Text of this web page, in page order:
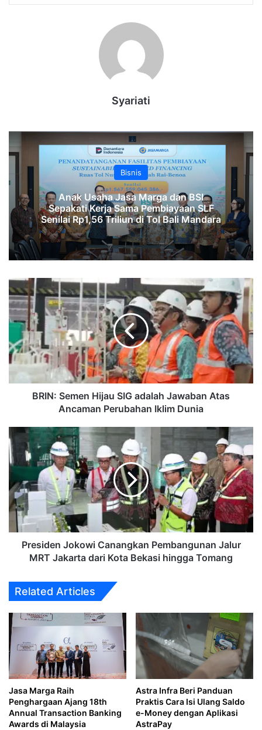
Syariati
Bisnis
Anak Usaha Jasa Marga dan BSI
Sepakati Kerja Sama Pembiayaan SLF
‎Senilai Rp1,56 Triliun di Tol Bali Mandara‎‎
BRIN:
Semen
Hijau
SIG
adalah
Jawaban
Atas
Ancaman
Perubahan
BRIN: Semen Hijau SIG adalah Jawaban Atas
Ancaman Perubahan Iklim Dunia
Presiden
Jokowi
Canangkan
Pembangunan
Jalur
MRT
Jakarta
dari
Kota
Bekasi
hingga
Presiden Jokowi Canangkan Pembangunan Jalur
MRT Jakarta dari Kota Bekasi hingga Tomang
Related Articles
Jasa Marga Raih
Penghargaan Ajang 18th
Annual Transaction Banking
Awards di Malaysia
Astra Infra Beri Panduan
Praktis Cara Isi Ulang Saldo
e-Money dengan Aplikasi
AstraPay